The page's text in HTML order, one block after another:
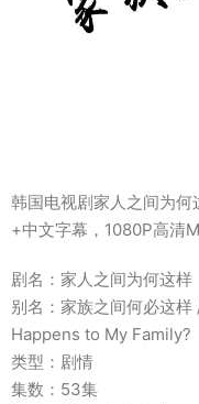
韩国电视剧家人之间为
+中文字幕，1080P高清
剧名：家人之间为何这样
别名：家族之间何必这
Happens to My Family?
类型：剧情
集数：53集